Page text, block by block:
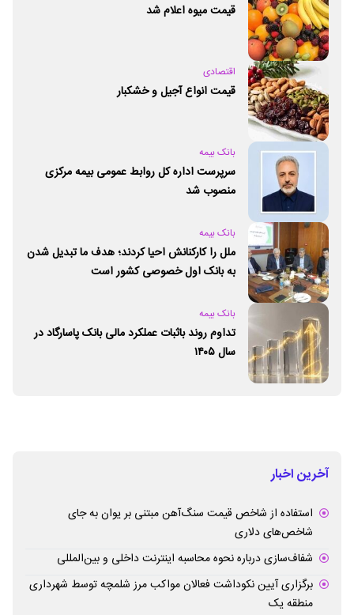
قیمت میوه اعلام شد
اقتصادی
قیمت انواع آجیل و خشکبار
بانک بیمه
سرپرست اداره کل روابط عمومی بیمه مرکزی
منصوب شد
بانک بیمه
ملل را کارکنانش احیا کردند؛ هدف ما تبدیل شدن
به بانک اول خصوصی کشور است
بانک بیمه
تداوم روند باثبات عملکرد مالی بانک پاسارگاد در
سال ۱۴۰۵
آخرین اخبار
استفاده از شاخص قیمت سنگ‌آهن مبتنی بر یوان به جای
شاخص‌های دلاری
شفاف‌سازی درباره نحوه محاسبه اینترنت داخلی و بین‌المللی
برگزاری آیین نکوداشت فعالان مواکب مرز شلمچه توسط شهرداری
منطقه یک